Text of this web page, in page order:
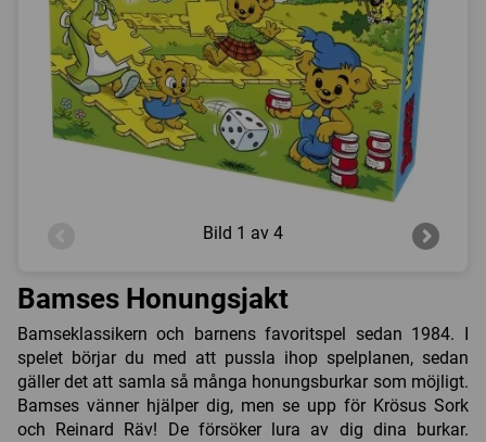
Bild 1 av 4
Bamses Honungsjakt
Bamseklassikern och barnens favoritspel sedan 1984. I
spelet börjar du med att pussla ihop spelplanen, sedan
gäller det att samla så många honungsburkar som möjligt.
Bamses vänner hjälper dig, men se upp för Krösus Sork
och Reinard Räv! De försöker lura av dig dina burkar.